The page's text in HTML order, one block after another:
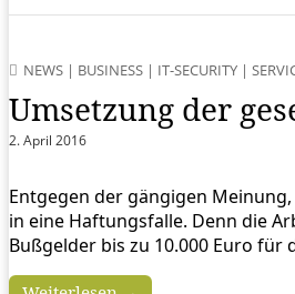
NEWS | BUSINESS | IT-SECURITY |
Umsetzung der
2. April 2016
Entgegen der gängigen
in eine Haftungsfalle. Denn die
Bußgelder bis zu 10.000 Euro